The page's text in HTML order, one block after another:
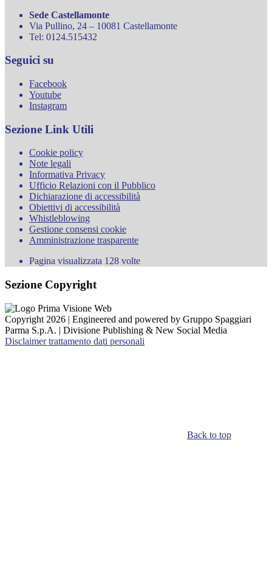
Sede Castellamonte
Via Pullino, 24 – 10081 Castellamonte
Tel: 0124.515432
Seguici su
Facebook
Youtube
Instagram
Sezione Link Utili
Cookie policy
Note legali
Informativa Privacy
Ufficio Relazioni con il Pubblico
Dichiarazione di accessibilità
Obiettivi di accessibilità
Whistleblowing
Gestione consensi cookie
Amministrazione trasparente
Pagina visualizzata 128 volte
Sezione Copyright
Copyright 2026 | Engineered and powered by Gruppo Spaggiari
Parma S.p.A. | Divisione Publishing & New Social Media
Disclaimer trattamento dati personali
Back to top